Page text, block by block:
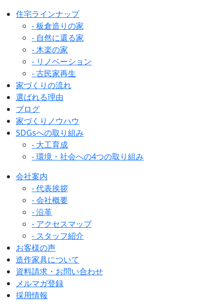
住宅ラインナップ
- 板倉造りの家
- 自然に還る家
- 木楽の家
- リノベーション
- 古民家再生
家づくりの流れ
選ばれる理由
ブログ
家づくりノウハウ
SDGsへの取り組み
- 大工育成
- 環境・社会への4つの取り組み
会社案内
- 代表挨拶
- 会社概要
- 沿革
- アクセスマップ
- スタッフ紹介
お客様の声
造作家具について
資料請求・お問い合わせ
メルマガ登録
採用情報